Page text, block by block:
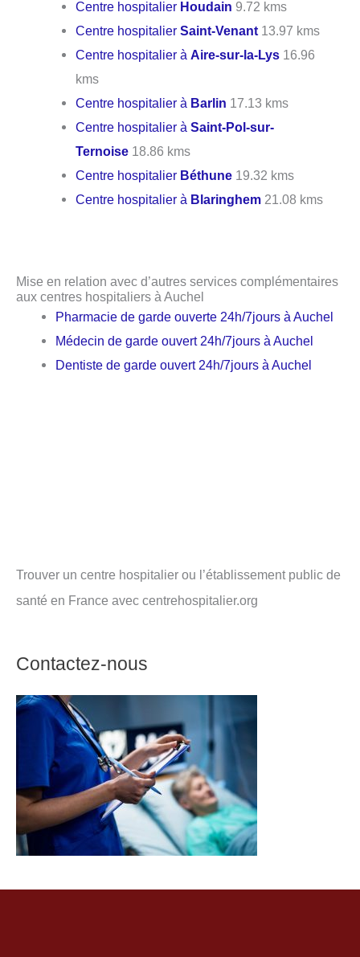
Centre hospitalier Houdain 9.72 kms
Centre hospitalierSaint-Venant 13.97 kms
Centre hospitalier àAire-sur-la-Lys 16.96
kms
Centre hospitalier à Barlin 17.13 kms
Centre hospitalier àSaint-Pol-sur-
Ternoise 18.86 kms
Centre hospitalier Béthune 19.32 kms
Centre hospitalier à Blaringhem 21.08 kms
Mise en relation avec d’autres services complémentaires
aux centres hospitaliers à Auchel
Pharmacie de garde ouverte 24h/7jours à Auchel
Médecin de garde ouvert 24h/7jours à Auchel
Dentiste de garde ouvert 24h/7jours à Auchel
Trouver un centre hospitalier ou l’établissement public de
santé en France avec centrehospitalier.org
Contactez-nous